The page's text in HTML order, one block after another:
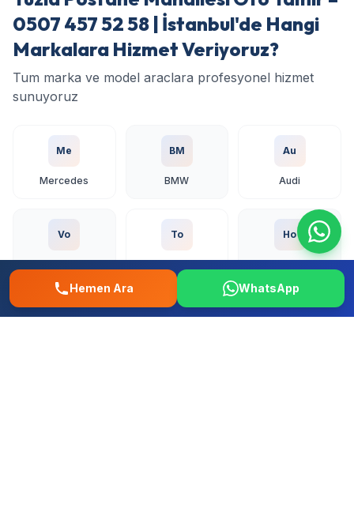
0507 457 52 58 | İstanbul'de Hangi
Markalara Hizmet Veriyoruz?
Tum marka ve model araclara profesyonel hizmet
sunuyoruz
Me
Mercedes
BM
BMW
Au
Audi
Vo To Ho
Fo Re Fi
Hemen Ara WhatsApp